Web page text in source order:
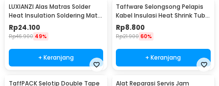
LUXIANZI Alas Matras Solder
Heat Insulation Soldering Mat
340x230mm - S-120B
Rp24.100
Rp46.900 49%
+ Keranjang
Taffware Selongsong Pelapis
Kabel Insulasi Heat Shrink Tube
127 PCS - RSG-AHZ
Rp8.800
Rp21.900 60%
+ Keranjang
TaffPACK Selotip Double Tape
Alat Reparasi Servis Jam